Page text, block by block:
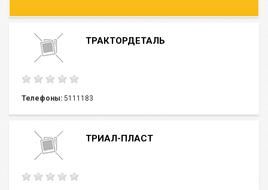
ТРАКТОРДЕТАЛЬ
Телефоны: 5111183
ТРИАЛ-ПЛАСТ